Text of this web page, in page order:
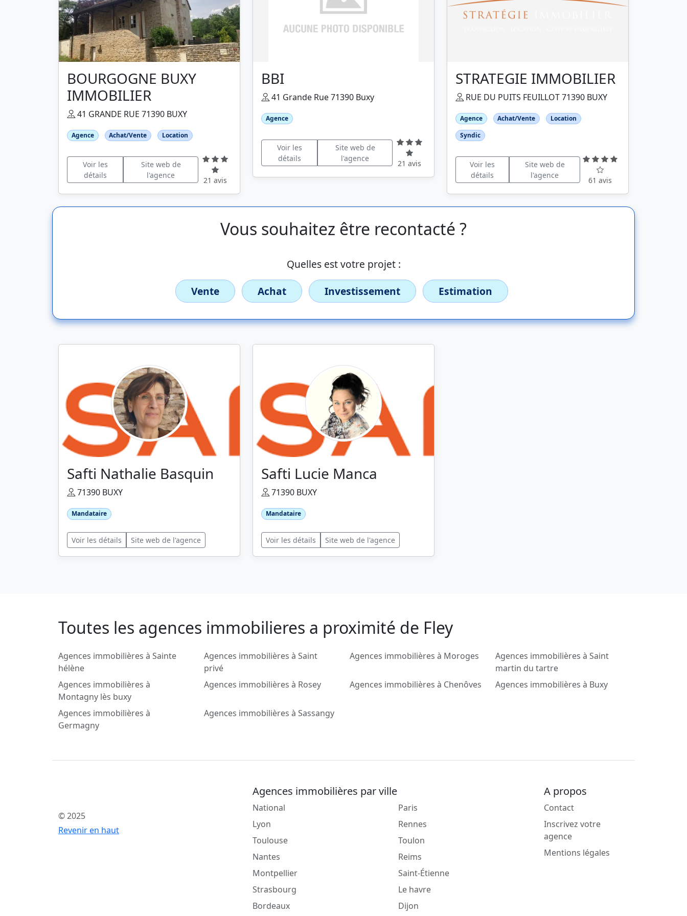
BOURGOGNE BUXY
IMMOBILIER
41 GRANDE RUE 71390 BUXY
Agence Achat/Vente Location
Voir les
détails
Site web de
l'agence
21 avis
BBI
41 Grande Rue 71390 Buxy
Agence
Voir les
détails
Site web de
l'agence
21 avis
STRATEGIE IMMOBILIER
RUE DU PUITS FEUILLOT 71390 BUXY
Agence Achat/Vente
Location
Syndic
Voir les
détails
Site web de
l'agence
61 avis
Vous souhaitez être recontacté ?
Quelles est votre projet :
Vente
Achat Investissement Estimation
Safti Nathalie Basquin
71390 BUXY
Mandataire
Voir les détails Site web de l'agence
Safti Lucie Manca
71390 BUXY
Mandataire
Voir les détails Site web de l'agence
Toutes les agences immobilieres a proximité de Fley
Agences immobilières à Sainte
hélène
Agences immobilières à Saint
privé
Agences immobilières à Moroges
Agences immobilières à Saint
martin du tartre
Agences immobilières à
Montagny lès buxy
Agences immobilières à Rosey Agences immobilières à Chenôves Agences immobilières à Buxy
Agences immobilières à
Germagny
Agences immobilières à Sassangy
© 2025
Revenir en haut
Agences immobilières par ville
National
Lyon
Toulouse
Nantes
Montpellier
Strasbourg
Bordeaux
Paris
Rennes
Toulon
Reims
Saint-Étienne
Le havre
Dijon
A propos
Contact
Inscrivez votre
agence
Mentions légales